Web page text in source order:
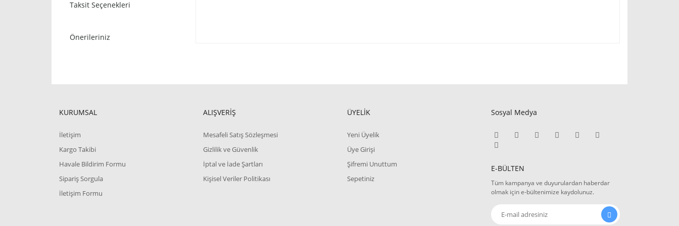
Taksit Seçenekleri
Önerileriniz
KURUMSAL
İletişim
Kargo Takibi
Havale Bildirim Formu
Sipariş Sorgula
İletişim Formu
ALIŞVERİŞ
Mesafeli Satış Sözleşmesi
Gizlilik ve Güvenlik
İptal ve İade Şartları
Kişisel Veriler Politikası
ÜYELİK
Yeni Üyelik
Üye Girişi
Şifremi Unuttum
Sepetiniz
Sosyal Medya
E-BÜLTEN
Tüm kampanya ve duyurulardan haberdar
olmak için e-bültenimize kaydolunuz.